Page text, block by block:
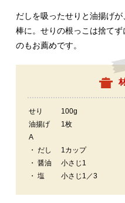
だしを吸ったせりと油揚げ
棒に。せりの根っこは捨て
のもお薦めです。
せり
100g
油揚げ
1枚
A
・ だし
1カップ
・ 醤油
小さじ1
・ 塩
小さじ1／3